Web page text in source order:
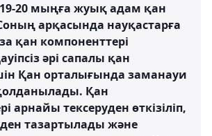
20 мыңға жуық адам қан
арқасында науқастарға
қан компоненттері
әрі сапалы қан
Қан орталығында заманауи
Қан
арнайы тексеруден өткізіліп,
тазартылады және